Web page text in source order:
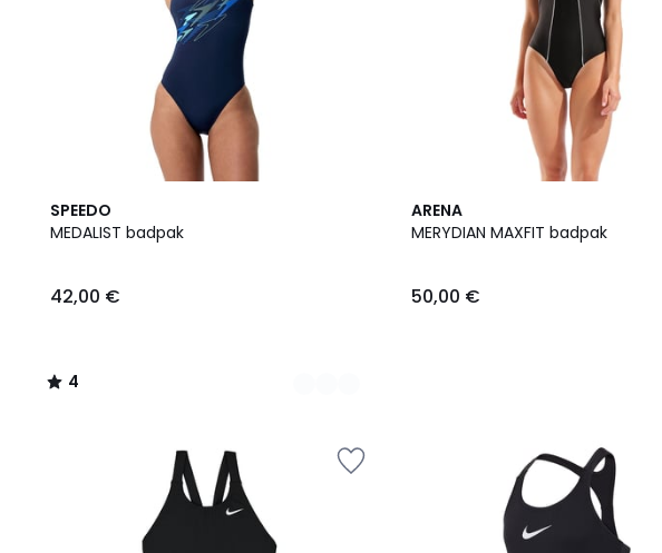
SPEEDO
MEDALIST badpak
42,00 €
4
/
3
Kleuren
4
/
ARENA
MERYDIAN MAXFIT badpak
50,00 €